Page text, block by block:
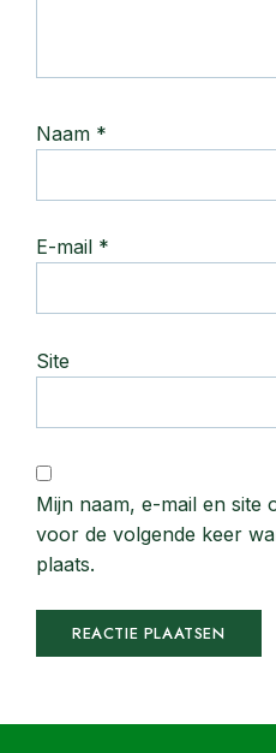
Naam *
E-mail *
Site
Mijn naam, e-mail en site
voor de volgende keer
plaats.